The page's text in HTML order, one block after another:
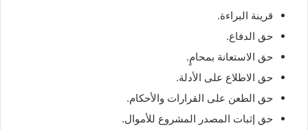
قرينة البراءة.
حق الدفاع.
حق الاستعانة بمحامٍ.
حق الاطلاع على الأدلة.
حق الطعن على القرارات والأحكام.
حق إثبات المصدر المشروع للأموال.